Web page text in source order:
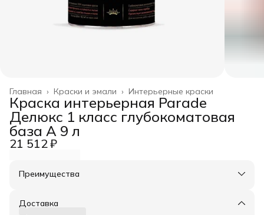
Интерьерные краски
Краски и эмали ›
Главная ›
Краска интерьерная Parade
Делюкс 1 класс глубокоматовая
база А 9 л
21 512 ₽
Преимущества
Оплата частями в Сплит
Удобный возврат
Доставка